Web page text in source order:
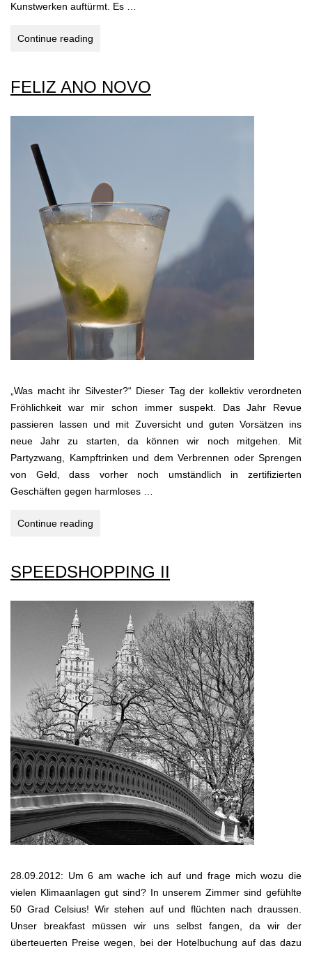
Kunstwerken auftürmt. Es …
Continue reading
FELIZ ANO NOVO
„Was macht ihr Silvester?“ Dieser Tag der kollektiv verordneten
Fröhlichkeit war mir schon immer suspekt. Das Jahr Revue
passieren lassen und mit Zuversicht und guten Vorsätzen ins
neue Jahr zu starten, da können wir noch mitgehen. Mit
Partyzwang, Kampftrinken und dem Verbrennen oder Sprengen
von Geld, dass vorher noch umständlich in zertifizierten
Geschäften gegen harmloses …
Continue reading
SPEEDSHOPPING II
28.09.2012: Um 6 am wache ich auf und frage mich wozu die
vielen Klimaanlagen gut sind? In unserem Zimmer sind gefühlte
50 Grad Celsius! Wir stehen auf und flüchten nach draussen.
Unser breakfast müssen wir uns selbst fangen, da wir der
überteuerten Preise wegen, bei der Hotelbuchung auf das dazu